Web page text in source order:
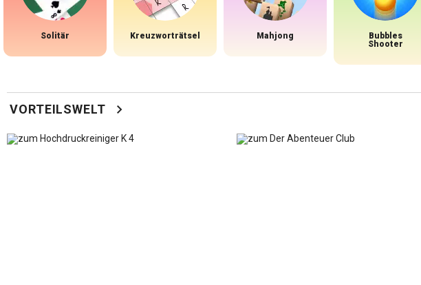
Solitär Kreuzworträtsel Mahjong
Bubbles
Shooter
VORTEILSWELT chevron_right